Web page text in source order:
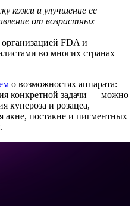
кожи и улучшение ее
от возрастных
FDA и
во многих странах
о возможностях аппарата:
конкретной задачи — можно
купероза и розацеа,
акне, постакне и пигментных